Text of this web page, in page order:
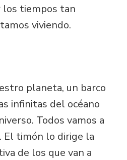
los tiempos tan
viviendo.
planeta, un barco
infinitas del océano
Todos vamos a
El timón lo dirige la
de los que van a